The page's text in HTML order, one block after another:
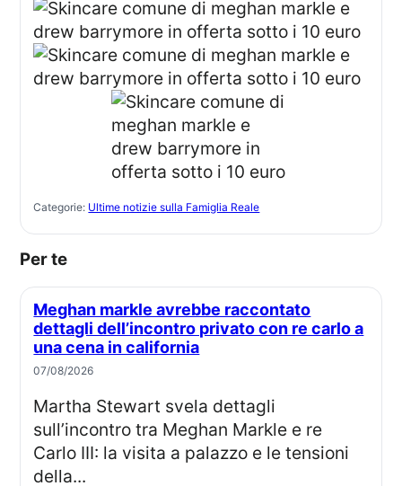
Categorie: Ultime notizie sulla Famiglia Reale
Per te
Meghan markle avrebbe raccontato
dettagli dell’incontro privato con re carlo a
una cena in california
07/08/2026
Martha Stewart svela dettagli
sull’incontro tra Meghan Markle e re
Carlo III: la visita a palazzo e le tensioni
della...